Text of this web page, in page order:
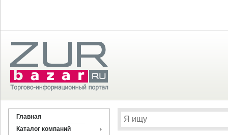
Главная
Каталог компаний